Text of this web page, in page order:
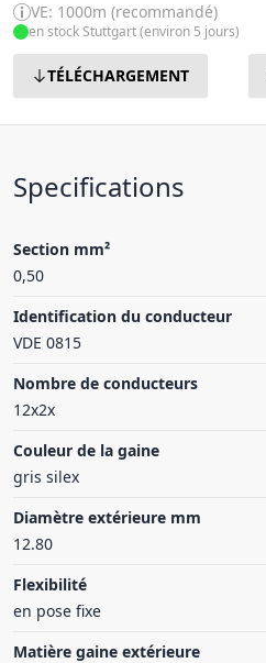
VE: 1000m (recommandé)
en stock Stuttgart (environ 5 jours)
TÉLÉCHARGEMENT
Specifications
Section mm²
0,50
Identification du conducteur
VDE 0815
Nombre de conducteurs
12x2x
Couleur de la gaine
gris silex
Diamètre extérieure mm
12.80
Flexibilité
en pose fixe
Matière gaine extérieure